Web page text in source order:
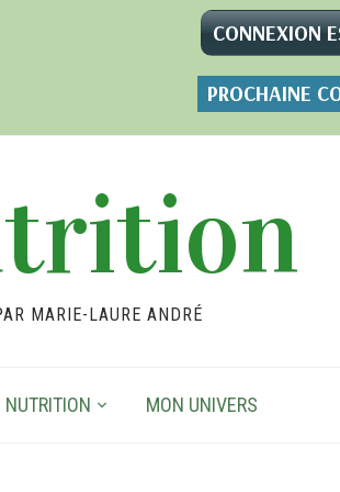
CONNEXION
PROCHAINE
MARIE-LAURE ANDRÉ
NUTRITION MON UNIVERS